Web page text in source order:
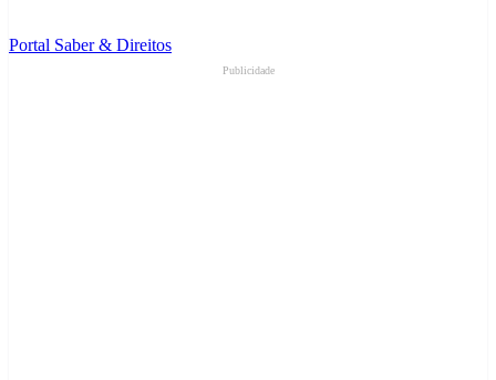
Portal Saber & Direitos
Publicidade